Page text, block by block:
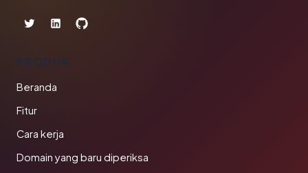
PRODUK
Beranda
Fitur
Cara kerja
Domain yang baru diperiksa